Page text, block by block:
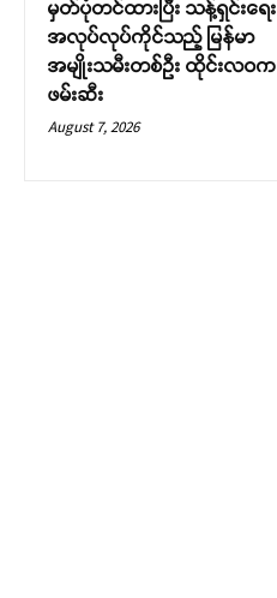
မှတ်ပုံတင်ထားပြီး သန့်ရှင်းရေး
အလုပ်လုပ်ကိုင်သည့် မြန်မာ
အမျိုးသမီးတစ်ဦး ထိုင်းလဝက
ဖမ်းဆီး
August 7, 2026